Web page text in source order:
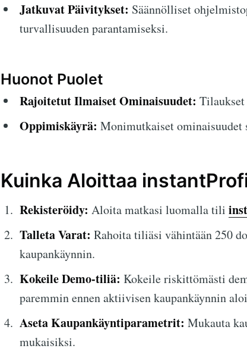
Jatkuvat Päivitykset: Säännölliset
turvallisuuden parantamiseksi.
Huonot Puolet
Rajoitetut Ilmaiset Ominaisuudet:
Oppimiskäyrä: Monimutkaiset
Kuinka Aloittaa
Rekisteröidy: Aloita matkasi luomalla tili
Talleta Varat: Rahoita tiliäsi vähintään 250
kaupankäynnin.
Kokeile Demo-tiliä: Kokeile riskittömästi
paremmin ennen aktiivisen kaupankäynnin
Aseta Kaupankäyntiparametrit: Mukauta
mukaisiksi.